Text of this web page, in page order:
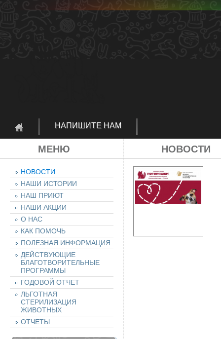
НАПИШИТЕ НАМ
МЕНЮ
НОВОСТИ
НАШИ ИСТОРИИ
НАШ ПРИЮТ
НАШИ АКЦИИ
О НАС
КАК ПОМОЧЬ
ПОЛЕЗНАЯ ИНФОРМАЦИЯ
ДЕЙСТВУЮЩИЕ
БЛАГОТВОРИТЕЛЬНЫЕ
ПРОГРАММЫ
ГОДОВОЙ ОТЧЕТ
ЛЬГОТНАЯ
СТЕРИЛИЗАЦИЯ
ЖИВОТНЫХ
ОТЧЕТЫ
НОВОСТИ